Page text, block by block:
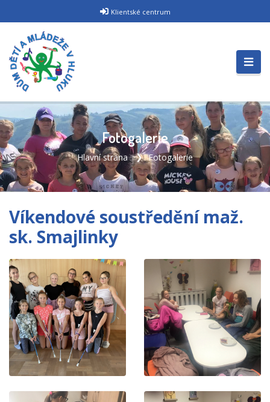
Klientské centrum
Fotogalerie
Hlavní strana Fotogalerie
Víkendové soustředění maž.
sk. Smajlinky